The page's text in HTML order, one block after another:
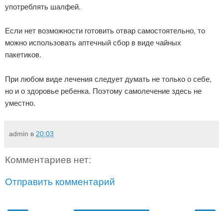
употреблять шалфей.
Если нет возможности готовить отвар самостоятельно, то
можно использовать аптечный сбор в виде чайных
пакетиков.
При любом виде лечения следует думать не только о себе,
но и о здоровье ребенка. Поэтому самолечение здесь не
уместно.
admin в 20:03
Комментариев нет:
Отправить комментарий